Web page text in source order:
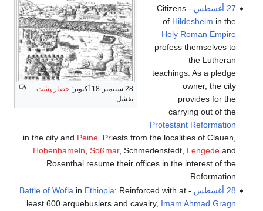
28 سبتمبر-18 أكتوبر:
حصار پشت
يفشل.
27 أغسطس
- Citizens
of Hildesheim in the
Holy Roman Empire
profess themselves to
the Lutheran
teachings. As a pledge
owner, the city
provides for the
carrying out of the
Protestant Reformation
in the city and Peine. Priests from the localities of Clauen,
Hohenhameln, Soßmar, Schmedenstedt, Lengedeand
Rosenthal resume their offices in the interest of the
Reformation.
28 أغسطس
-
Battle of Wofla in Ethiopia: Reinforced with at
least 600 arquebusiers and cavalry, Imam Ahmad Gragn